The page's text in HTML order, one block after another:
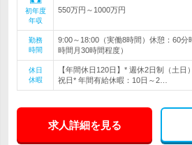
初年度
年収
550万円～1000万円
勤務
時間
9:00～18:00（実働8時間）休憩：60
時間月30時間程度）
休日
休暇
【年間休日120日】* 週休2日制（土
祝日* 年間有給休暇：10日～2…
求人詳細を見る